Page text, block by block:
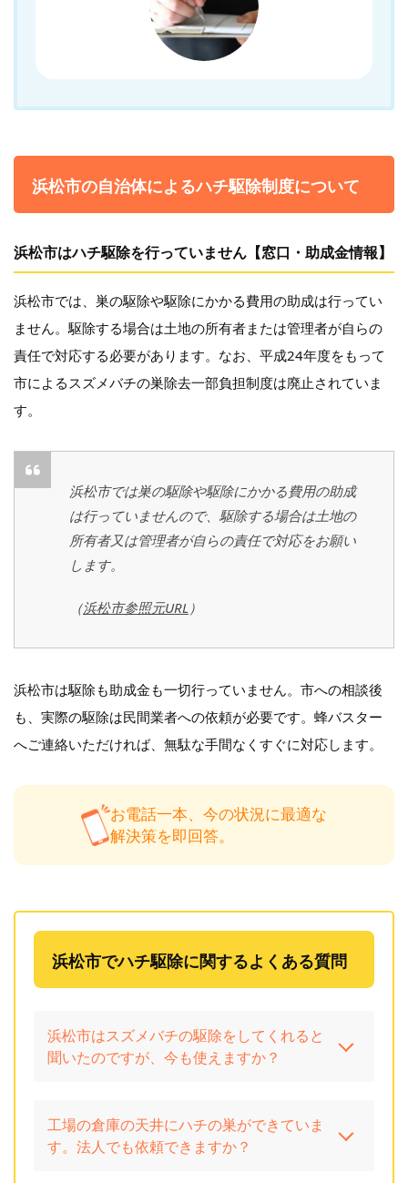
浜松市の自治体によるハチ駆除制度について
浜松市はハチ駆除を行っていません【窓口・助成金情報】
浜松市では、巣の駆除や駆除にかかる費用の助成は行ってい
ません。駆除する場合は土地の所有者または管理者が自らの
責任で対応する必要があります。なお、平成24年度をもって
市によるスズメバチの巣除去一部負担制度は廃止されていま
す。
浜松市では巣の駆除や駆除にかかる費用の助成
は行っていませんので、駆除する場合は土地の
所有者又は管理者が自らの責任で対応をお願い
します。
（浜松市参照元URL）
浜松市は駆除も助成金も一切行っていません。市への相談後
も、実際の駆除は民間業者への依頼が必要です。蜂バスター
へご連絡いただければ、無駄な手間なくすぐに対応します。
お電話一本、今の状況に最適な
解決策を即回答。
浜松市でハチ駆除に関するよくある質問
浜松市はスズメバチの駆除をしてくれると
聞いたのですが、今も使えますか？
工場の倉庫の天井にハチの巣ができていま
す。法人でも依頼できますか？